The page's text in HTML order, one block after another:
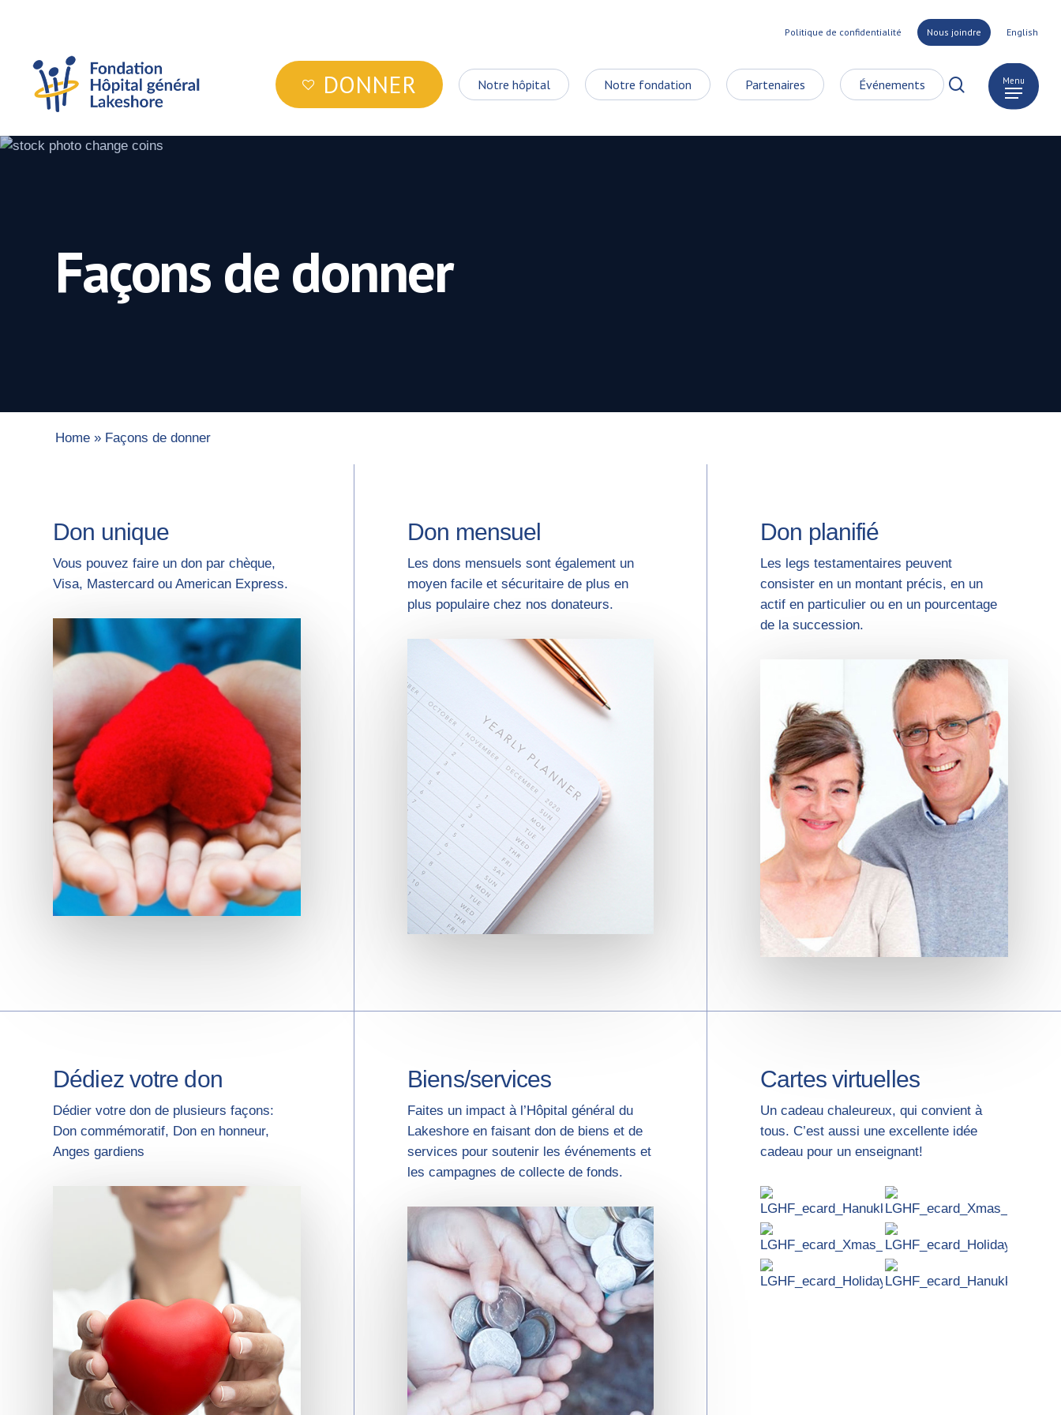
content
Politique de confidentialité Nous joindre English
DONNER Notre hôpital Notre fondation Partenaires Événements searchMenu
Façons de donner
Home » Façons de donner
Don unique
Vous pouvez faire un don par chèque,
Visa, Mastercard ou American Express.
Don mensuel
Les dons mensuels sont également un
moyen facile et sécuritaire de plus en
plus populaire chez nos donateurs.
Don planifié
Les legs testamentaires peuvent
consister en un montant précis, en un
actif en particulier ou en un pourcentage
de la succession.
Dédiez votre don
Dédier votre don de plusieurs façons:
Don commémoratif, Don en honneur,
Anges gardiens
Biens/services
Faites un impact à l’Hôpital général du
Lakeshore en faisant don de biens et de
services pour soutenir les événements et
les campagnes de collecte de fonds.
Cartes virtuelles
Un cadeau chaleureux, qui convient à
tous. C’est aussi une excellente idée
cadeau pour un enseignant!
LGHF_ecard_Hanukkah_01_FRLGHF_ecard_Xmas_02_FR
LGHF_ecard_Xmas_01_FR
LGHF_ecard_Holidays_01_FR